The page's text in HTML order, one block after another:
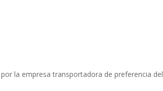
la empresa transportadora de preferencia del